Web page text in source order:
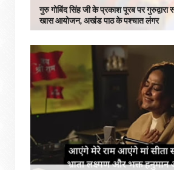
गुरु गोबिंद सिंह जी के प्रकाश पूरब पर गुरुद्वारा
खास आयोजन, अखंड पाठ के पश्चात लंगर